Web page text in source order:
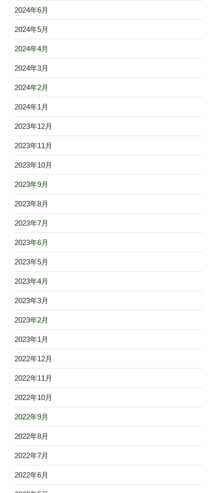
2024年6月
2024年5月
2024年4月
2024年3月
2024年2月
2024年1月
2023年12月
2023年11月
2023年10月
2023年9月
2023年8月
2023年7月
2023年6月
2023年5月
2023年4月
2023年3月
2023年2月
2023年1月
2022年12月
2022年11月
2022年10月
2022年9月
2022年8月
2022年7月
2022年6月